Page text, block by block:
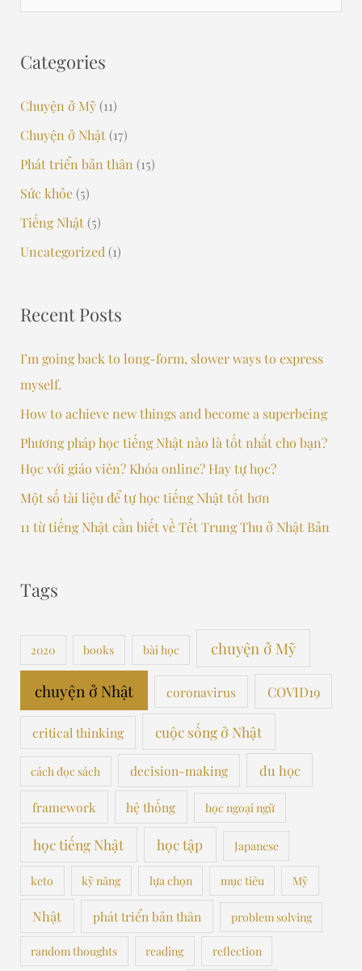
r
c
h
r
:
Categories
Chuyện ở Mỹ(11)
Chuyện ở Nhật(17)
Phát triển bản thân (15)
Sức khỏe(5)
Tiếng Nhật(5)
Uncategorized (1)
Recent Posts
I’m going back to long-form, slower ways to express
myself.
How to achieve new things and become a superbeing
Phương pháp học tiếng Nhật nào là tốt nhất cho bạn?
Học với giáo viên? Khóa online? Hay tự học?
Một số tài liệu để tự học tiếng Nhật tốt hơn
11 từ tiếng Nhật cần biết về Tết Trung Thu ở Nhật Bản
Tags
2020 books bài học chuyện ở Mỹ
chuyện ở Nhật coronavirus COVID19
critical thinking cuộc sống ở Nhật
cách đọc sách decision-making du học
framework hệ thống học ngoại ngữ
học tiếng Nhật học tập Japanese
keto kỹ năng lựa chọn mục tiêu Mỹ
Nhật phát triển bản thân problem solving
random thoughts reading reflection